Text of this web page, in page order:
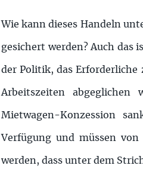
Wie kann dieses Handeln
gesichert werden? Auch das
der Politik, das Erforderliche
Arbeitszeiten
Mietwagen-Konzession
Verfügung und müssen
werden, dass unter dem